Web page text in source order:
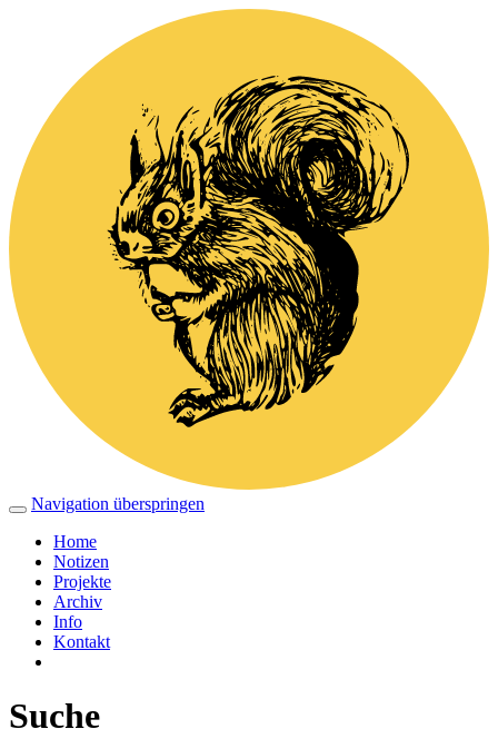
Navigation überspringen
Home
Notizen
Projekte
Archiv
Info
Kontakt
Suche